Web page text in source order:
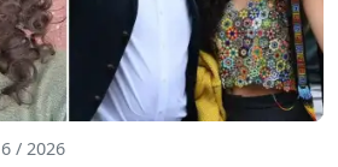
/ 2026